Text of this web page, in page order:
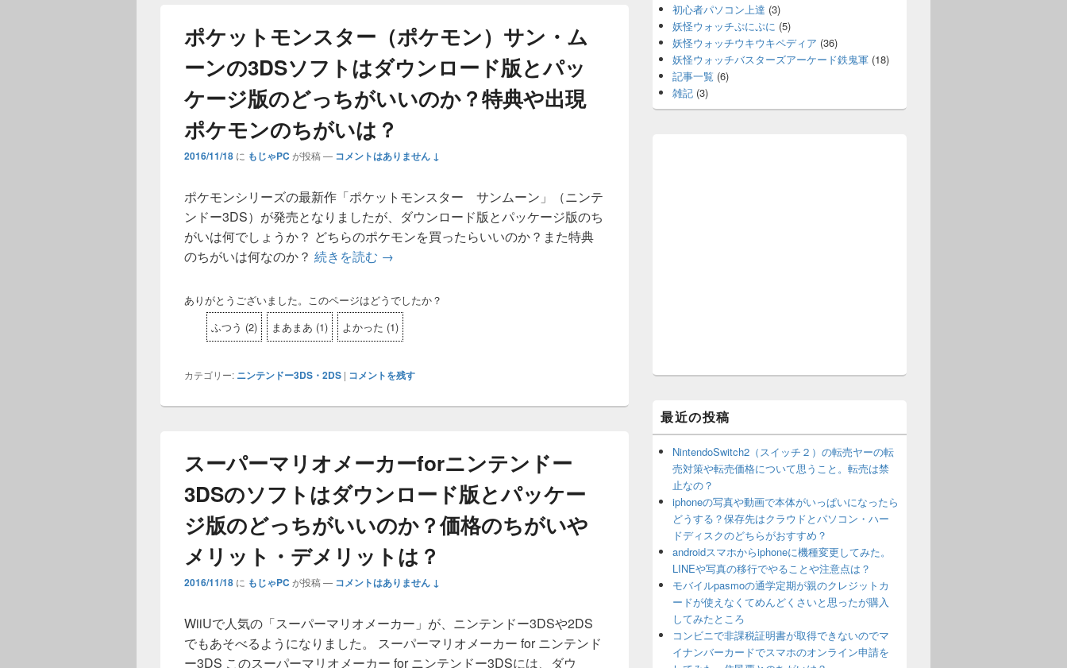
ポケットモンスター（ポケモン）サン・ム
ーンの3DSソフトはダウンロード版とパッ
ケージ版のどっちがいいのか？特典や出現
ポケモンのちがいは？
2016/11/18 に もじゃPC が投稿 — コメントはありません ↓
ポケモンシリーズの最新作「ポケットモンスター サンムーン」（ニンテ
ンドー3DS）が発売となりましたが、ダウンロード版とパッケージ版のち
がいは何でしょうか？ どちらのポケモンを買ったらいいのか？また特典
のちがいは何なのか？ 続きを読む ポケットモンスター（ポケモン）サン・ムーンの3DSソフトはダウンロード版とパッケージ版のどっちがいいのか？特
→
ありがとうございました。このページはどうでしたか？
ふつう (2) まあまあ (1) よかった (1)
カテゴリー: ニンテンドー3DS・2DS | コメントを残す
スーパーマリオメーカーforニンテンドー
3DSのソフトはダウンロード版とパッケー
ジ版のどっちがいいのか？価格のちがいや
メリット・デメリットは？
2016/11/18 に もじゃPC が投稿 — コメントはありません ↓
WiiUで人気の「スーパーマリオメーカー」が、ニンテンドー3DSや2DS
でもあそべるようになりました。 スーパーマリオメーカー for ニンテンド
ー3DS このスーパーマリオメーカー for ニンテンドー3DSには、ダウ
初心者パソコン上達 (3)
妖怪ウォッチぷにぷに (5)
妖怪ウォッチウキウキペディア (36)
妖怪ウォッチバスターズアーケード鉄鬼軍 (18)
記事一覧 (6)
雑記 (3)
最近の投稿
NintendoSwitch2（スイッチ２）の転売ヤーの転
売対策や転売価格について思うこと。転売は禁
止なの？
iphoneの写真や動画で本体がいっぱいになったら
どうする？保存先はクラウドとパソコン・ハー
ドディスクのどちらがおすすめ？
androidスマホからiphoneに機種変更してみた。
LINEや写真の移行でやることや注意点は？
モバイルpasmoの通学定期が親のクレジットカ
ードが使えなくてめんどくさいと思ったが購入
してみたところ
コンビニで非課税証明書が取得できないのでマ
イナンバーカードでスマホのオンライン申請を